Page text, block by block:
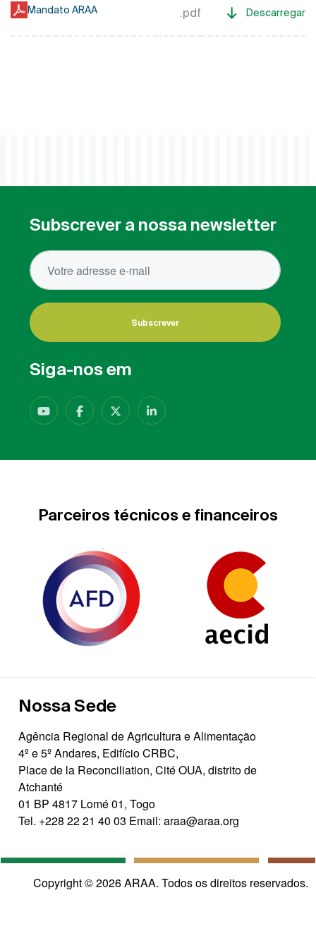
Mandato ARAA .pdf Descarregar
Subscrever a nossa newsletter
Subscrever
Siga-nos em
Parceiros técnicos e financeiros
Nossa Sede
Agência Regional de Agricultura e Alimentação
4º e 5º Andares, Edifício CRBC,
Place de la Reconciliation, Cité OUA, distrito de
Atchanté
01 BP 4817 Lomé 01, Togo
Tel. +228 22 21 40 03 Email: araa@araa.org
Copyright © 2026 ARAA. Todos os direitos reservados.